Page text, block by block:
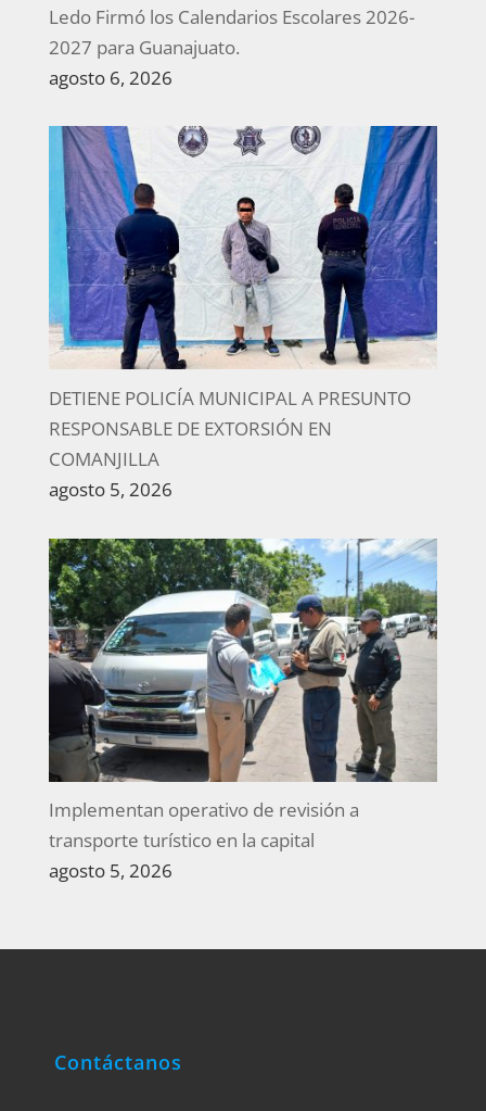
Ledo Firmó los Calendarios Escolares 2026-
2027 para Guanajuato.
agosto 6, 2026
DETIENE POLICÍA MUNICIPAL A PRESUNTO
RESPONSABLE DE EXTORSIÓN EN
COMANJILLA
agosto 5, 2026
Implementan operativo de revisión a
transporte turístico en la capital
agosto 5, 2026
Contáctanos